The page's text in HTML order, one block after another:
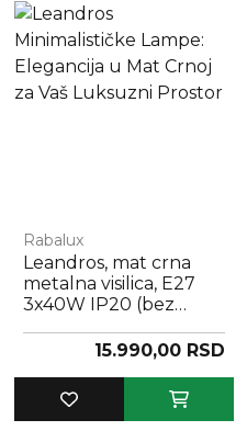
Rabalux
Leandros, mat crna
metalna visilica, E27
3x40W IP20 (bez
15.990,00 RSD